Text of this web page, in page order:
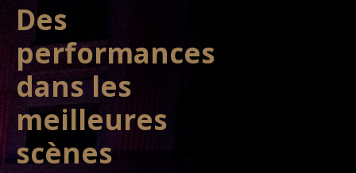
Des
performances
dans les
meilleures
scènes